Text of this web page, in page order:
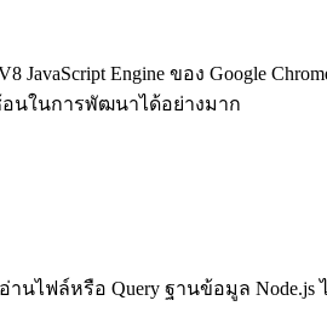
JavaScript Engine ของ Google
อนในการพัฒนาได้อย่างมาก
นไฟล์หรือ Query ฐานข้อมูล